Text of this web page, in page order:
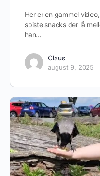
Her er en gammel
spiste snacks der lå
han…
Claus
august 9, 2025